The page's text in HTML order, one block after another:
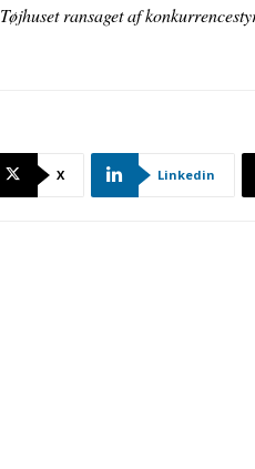
Tøjhuset ransaget af
X Linkedin